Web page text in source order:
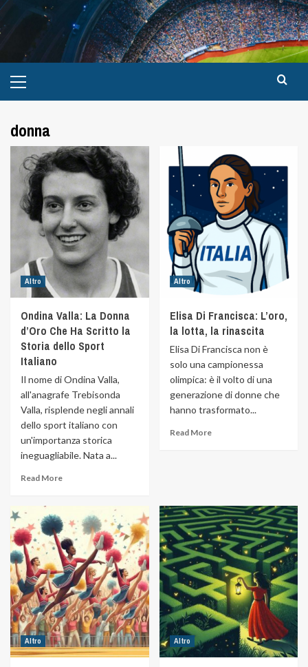
donna
Altro
Ondina Valla: La Donna
d’Oro Che Ha Scritto la
Storia dello Sport
Italiano
Il nome di Ondina Valla,
all'anagrafe Trebisonda
Valla, risplende negli annali
dello sport italiano con
un'importanza storica
ineguagliabile. Nata a...
Read More
Altro
Elisa Di Francisca: L’oro,
la lotta, la rinascita
Elisa Di Francisca non è
solo una campionessa
olimpica: è il volto di una
generazione di donne che
hanno trasformato...
Read More
Altro Altro